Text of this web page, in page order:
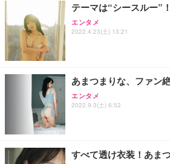
テーマは“シースルー”
エンタメ
2022.4.23(土) 13:21
あまつまりな、ファン
エンタメ
2022.9.3(土) 6:52
すべて透け衣装！あま